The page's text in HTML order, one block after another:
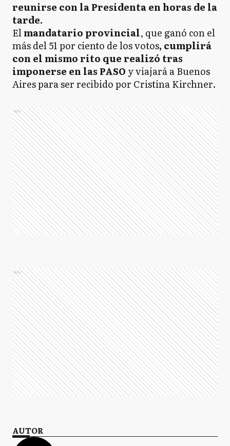
reunirse con la Presidenta en horas de la
tarde.
Elmandatario provincial, que ganó con el
más del 51 por ciento de los votos, cumplirá
con el mismo rito que realizó tras
imponerse en las PASO y viajará a Buenos
Aires para ser recibido por Cristina Kirchner.
Ads
Ads
AUTOR